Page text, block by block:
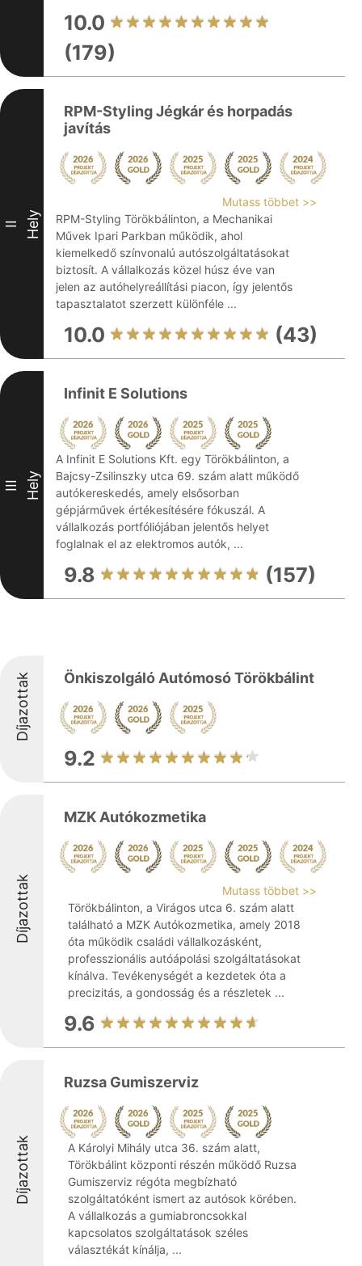
10.0
(179)
II Hely
RPM-Styling Jégkár és horpadás
javítás
Mutass többet >>
RPM-Styling Törökbálinton, a Mechanikai
Művek Ipari Parkban működik, ahol
kiemelkedő színvonalú autószolgáltatásokat
biztosít. A vállalkozás közel húsz éve van
jelen az autóhelyreállítási piacon, így jelentős
tapasztalatot szerzett különféle ...
10.0 (43)
III Hely
Infinit E Solutions
A Infinit E Solutions Kft. egy Törökbálinton, a
Bajcsy-Zsilinszky utca 69. szám alatt működő
autókereskedés, amely elsősorban
gépjárművek értékesítésére fókuszál. A
vállalkozás portfóliójában jelentős helyet
foglalnak el az elektromos autók, ...
9.8 (157)
Díjazottak Önkiszolgáló Autómosó Törökbálint
9.2
Díjazottak
MZK Autókozmetika
Mutass többet >>
Törökbálinton, a Virágos utca 6. szám alatt
található a MZK Autókozmetika, amely 2018
óta működik családi vállalkozásként,
professzionális autóápolási szolgáltatásokat
kínálva. Tevékenységét a kezdetek óta a
precizitás, a gondosság és a részletek ...
9.6
Díjazottak
Ruzsa Gumiszerviz
A Károlyi Mihály utca 36. szám alatt,
Törökbálint központi részén működő Ruzsa
Gumiszerviz régóta megbízható
szolgáltatóként ismert az autósok körében.
A vállalkozás a gumiabroncsokkal
kapcsolatos szolgáltatások széles
választékát kínálja, ...